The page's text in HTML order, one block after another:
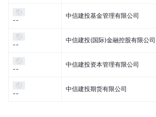
--
中信建投基金管理有限公司
--
中信建投(国际)金融控股有限公司
--
中信建投资本管理有限公司
--
中信建投期货有限公司